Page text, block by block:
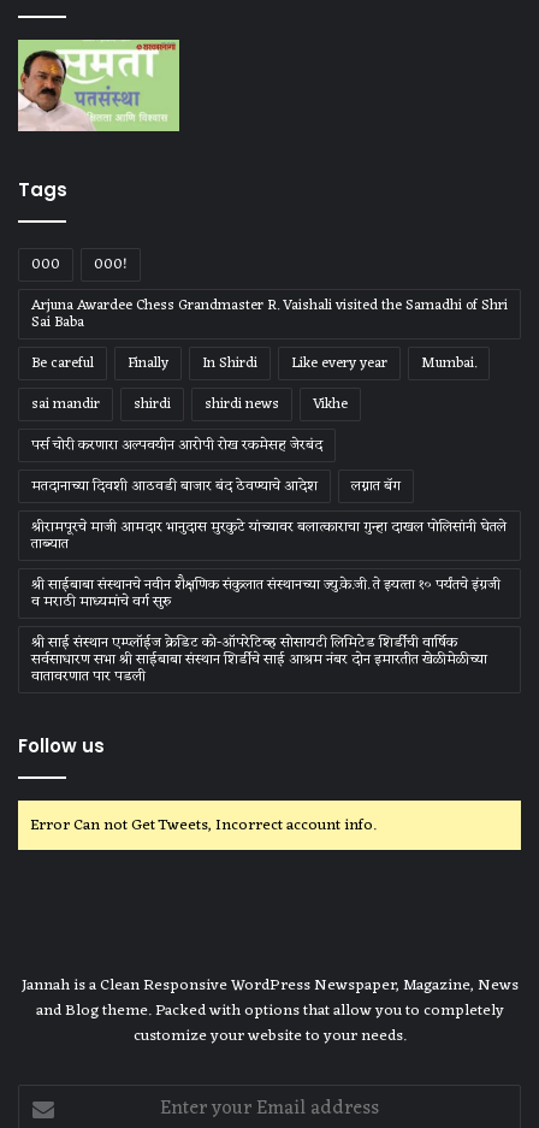
Tags
000
000!
Arjuna Awardee Chess Grandmaster R. Vaishali visited the Samadhi of Shri
Sai Baba
Be careful
Finally In Shirdi Like every year
Mumbai.
sai mandir
shirdi shirdi news
Vikhe
पर्स चोरी करणारा अल्पवयीन आरोपी रोख रकमेसह जेरबंद
मतदानाच्या दिवशी आठवडी बाजार बंद ठेवण्याचे आदेश
लग्नात बॅग
श्रीरामपूरचे माजी आमदार भानुदास मुरकुटे यांच्यावर बलात्काराचा गुन्हा दाखल पोलिसांनी घेतले
ताब्यात
श्री साईबाबा संस्‍थानचे नवीन शैक्षणिक संकुलात संस्‍थानच्‍या ज्‍यु.के.जी. ते इयत्‍ता १० पर्यंतचे इंग्रजी
व मराठी माध्‍यमांचे वर्ग सुरु
श्री साई संस्थान एम्प्लॉईज क्रेडिट को-ऑपरेटिव्ह सोसायटी लिमिटेड शिर्डीची वार्षिक
सर्वसाधारण सभा श्री साईबाबा संस्थान शिर्डीचे साई आश्रम नंबर दोन इमारतीत खेळीमेळीच्या
वातावरणात पार पडली
Follow us
Error Can not Get Tweets, Incorrect account info.
Jannah is a Clean Responsive WordPress Newspaper, Magazine, News
and Blog theme. Packed with options that allow you to completely
customize your website to your needs.
Enter
your